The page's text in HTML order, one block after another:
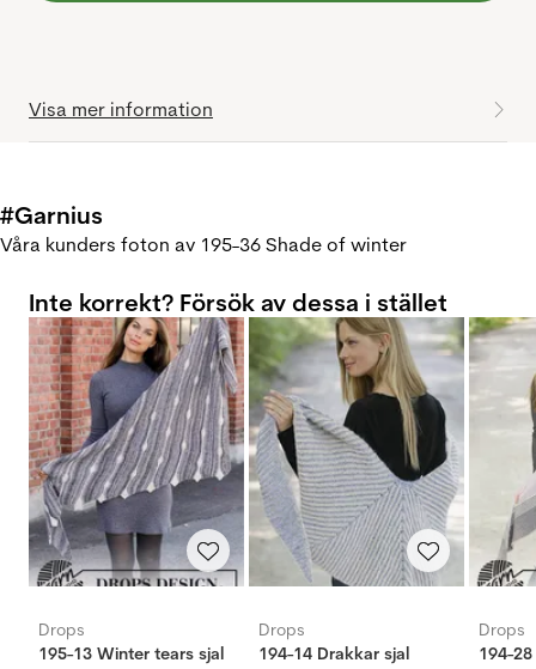
Visa mer information
#Garnius
Våra kunders foton av 195-36 Shade of winter
Inte korrekt? Försök av dessa i stället
Drops
195-13 Winter tears sjal
Drops
194-14 Drakkar sjal
Drops
194-